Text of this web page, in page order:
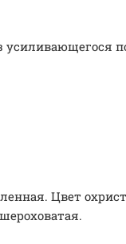
усиливающегося
Цвет